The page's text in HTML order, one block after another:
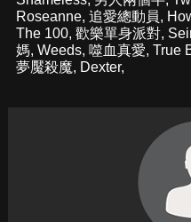
Roseanne, 追愛總動員,
The 100, 歡樂單身派對,
媽, Weeds, 噬血真愛, True
夢魘殺魔, Dexter,